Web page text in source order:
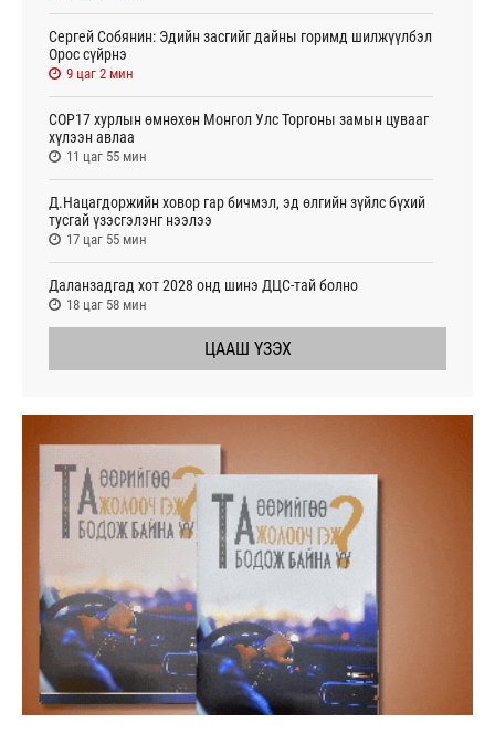
Сергей Собянин: Эдийн засгийг дайны горимд шилжүүлбэл
Орос сүйрнэ
9 цаг 2 мин
COP17 хурлын өмнөхөн Монгол Улс Торгоны замын цувааг
хүлээн авлаа
11 цаг 55 мин
Д.Нацагдоржийн ховор гар бичмэл, эд өлгийн зүйлс бүхий
тусгай үзэсгэлэнг нээлээ
17 цаг 55 мин
Даланзадгад хот 2028 онд шинэ ДЦС-тай болно
18 цаг 58 мин
ЦААШ ҮЗЭХ